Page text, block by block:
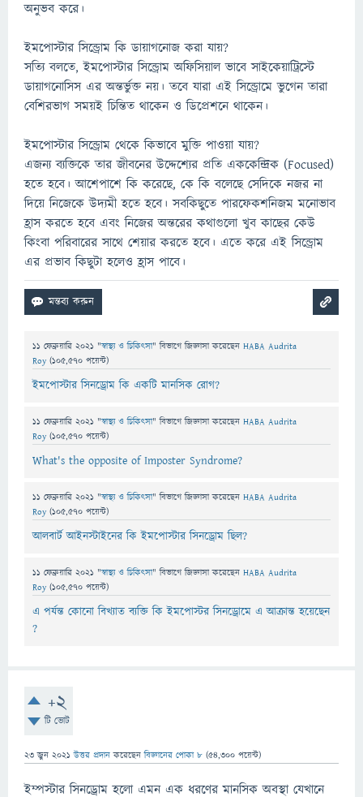
অনুভব করে।
ইমপোস্টার সিন্ড্রোম কি ডায়াগনোজ করা যায়?
সত্যি বলতে, ইমপোস্টার সিন্ড্রোম অফিসিয়াল ভাবে সাইকেয়াট্রিস্টে
ডায়াগনোসিস এর অন্তর্ভুক্ত নয়। তবে যারা এই সিন্ড্রোমে ভুগেন তারা
বেশিরভাগ সময়ই চিন্তিত থাকেন ও ডিপ্রেশনে থাকেন।
ইমপোস্টার সিন্ড্রোম থেকে কিভাবে মুক্তি পাওয়া যায়?
এজন্য ব্যক্তিকে তার জীবনের উদ্দেশ্যের প্রতি এককেন্দ্রিক (Focused)
হতে হবে। আশেপাশে কি করেছে, কে কি বলেছে সেদিকে নজর না
দিয়ে নিজেকে উদ্যমী হতে হবে। সবকিছুতে পারফেকশনিজম মনোভাব
হ্রাস করতে হবে এবং নিজের অন্তরের কথাগুলো খুব কাছের কেউ
কিংবা পরিবারের সাথে শেয়ার করতে হবে। এতে করে এই সিন্ড্রোম
এর প্রভাব কিছুটা হলেও হ্রাস পাবে।
11 ফেব্রুয়ারি 2021 "স্বাস্থ্য ও চিকিৎসা" বিভাগে জিজ্ঞাসাকরেছেন HABA Audrita
Roy (105,570 পয়েন্ট)
ইমপোস্টার সিনড্রোম কি একটি মানসিক রোগ?
11 ফেব্রুয়ারি 2021 "স্বাস্থ্য ও চিকিৎসা" বিভাগে জিজ্ঞাসাকরেছেন HABA Audrita
Roy (105,570 পয়েন্ট)
What's the opposite of Imposter Syndrome?
11 ফেব্রুয়ারি 2021 "স্বাস্থ্য ও চিকিৎসা" বিভাগে জিজ্ঞাসাকরেছেন HABA Audrita
Roy (105,570 পয়েন্ট)
আলবার্ট আইনস্টাইনের কি ইমপোস্টার সিনড্রোম ছিল?
11 ফেব্রুয়ারি 2021 "স্বাস্থ্য ও চিকিৎসা" বিভাগে জিজ্ঞাসাকরেছেন HABA Audrita
Roy (105,570 পয়েন্ট)
এ পর্যন্ত কোনো বিখ্যাত ব্যক্তি কি ইমপোস্টর সিনড্রোমে এ আক্রান্ত হয়েছেন
?
+2
টি ভোট
23 জুন 2021 উত্তর প্রদান করেছেনবিজ্ঞানের পোকা ৮ (54,300 পয়েন্ট)
ইম্পস্টার সিনড্রোম হলো এমন এক ধরণের মানসিক অবস্থা যেখানে